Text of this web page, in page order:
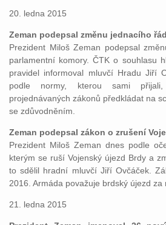
20. ledna 2015
Zeman podepsal změnu jednacího
Prezident Miloš Zeman podepsal
parlamentní komory. ČTK o souhlasu
pravidel informoval mluvčí Hradu Jiří
podle normy, kterou sami
projednávaných zákonů předkládat na
se zdůvodněním.
Zeman podepsal zákon o zrušení
Prezident Miloš Zeman dnes podle
kterým se ruší Vojenský újezd Brdy a
to sdělil hradní mluvčí Jiří Ovčáček.
2016. Armáda považuje brdský újezd za
21. ledna 2015